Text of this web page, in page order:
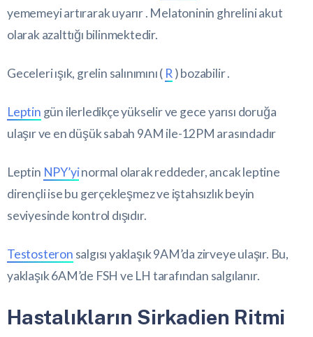
yememeyi artırarak uyarır . Melatoninin ghrelini akut
olarak azalttığı bilinmektedir.
Geceleri ışık, grelin salınımını ( R ) bozabilir .
Leptin gün ilerledikçe yükselir ve gece yarısı doruğa
ulaşır ve en düşük sabah 9AM ile-12PM arasındadır
Leptin NPY’yinormal olarak reddeder, ancak leptine
dirençli ise bu gerçekleşmez ve iştahsızlık beyin
seviyesinde kontrol dışıdır.
Testosteron salgısı yaklaşık 9AM’da zirveye ulaşır. Bu,
yaklaşık 6AM’de FSH ve LH tarafından salgılanır.
Hastalıkların Sirkadien Ritmi